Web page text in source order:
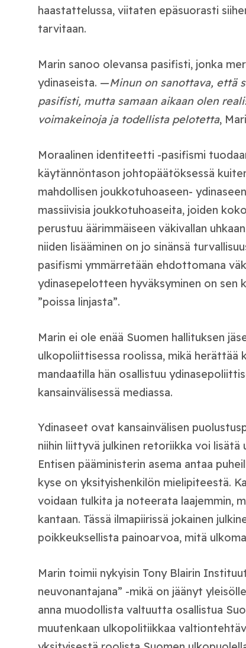
haastattelussa, viitaten epäsuorasti
tarvitaan.
Marin sanoo olevansa pasifisti, jonka
ydinaseista. —Minun on sanottava, että
pasifisti, mutta samaan aikaan olen
voimakeinoja ja todellista pelotetta,
Moraalinen identiteetti -pasifismi
käytännöntason johtopäätöksessä
mahdollisen joukkotuhoaseen-
massiivisia joukkotuhoaseita, joiden
perustuu äärimmäiseen väkivallan
niiden lisääminen on jo sinänsä
pasifismi ymmärretään ehdottomana
ydinasepelotteen hyväksyminen on sen
”poissa linjasta”.
Marin ei ole enää Suomen hallituksen
ulkopoliittisessa roolissa, mikä herättää
mandaatilla hän osallistuu
kansainvälisessä mediassa.
Ydinaseet ovat kansainvälisen
niihin liittyvä julkinen retoriikka voi
Entisen pääministerin asema antaa
kyse on yksityishenkilön mielipiteestä.
voidaan tulkita ja noteerata laajemmin,
kantaan. Tässä ilmapiirissä jokainen
poikkeuksellista painoarvoa, mitä
Marin toimii nykyisin Tony Blairin
neuvonantajana” -mikä on jäänyt
anna muodollista valtuutta osallistua
muutenkaan ulkopolitiikkaa